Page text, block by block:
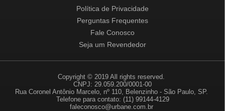
Política de Privacidade
Perguntas Frequentes
Fale Conosco
Seja um Revendedor
Copyright © 2019 All rights reserved.
CNPJ: 29.059.200/0001-00
Rua Coronel Antônio Marcelo, nº 110, Belenzinho - São Paulo, SP.
Telefone para contato: (11) 99144-4129
faleconosco@urbane.com.br